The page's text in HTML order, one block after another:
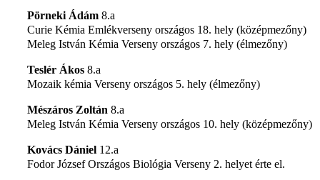
Pörneki Ádám 8.a
Curie Kémia Emlékverseny országos 18. hely (középmezőny)
Meleg István Kémia Verseny országos 7. hely (élmezőny)
Teslér Ákos 8.a
Mozaik kémia Verseny országos 5. hely (élmezőny)
Mészáros Zoltán 8.a
Meleg István Kémia Verseny országos 10. hely (középmezőny)
Kovács Dániel 12.a
Fodor József Országos Biológia Verseny 2. helyet érte el.